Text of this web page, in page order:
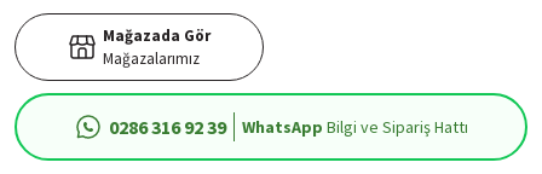
Mağazada Gör
Mağazalarımız
0286 316 92 39 WhatsApp Bilgi ve Sipariş Hattı